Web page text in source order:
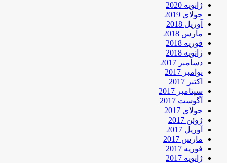
ژانویه 2020
جولای 2019
آوریل 2018
مارس 2018
فوریه 2018
ژانویه 2018
دسامبر 2017
نوامبر 2017
اکتبر 2017
سپتامبر 2017
آگوست 2017
جولای 2017
ژوئن 2017
آوریل 2017
مارس 2017
فوریه 2017
ژانویه 2017